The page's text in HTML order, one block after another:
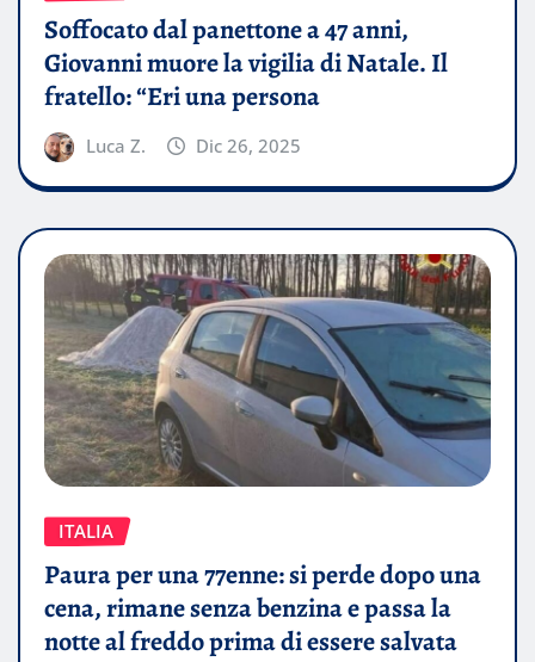
Soffocato dal panettone a 47 anni,
Giovanni muore la vigilia di Natale. Il
fratello: “Eri una persona
Luca Z. Dic 26, 2025
ITALIA
Paura per una 77enne: si perde dopo una
cena, rimane senza benzina e passa la
notte al freddo prima di essere salvata